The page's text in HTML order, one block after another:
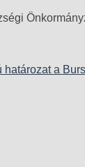
határozat a